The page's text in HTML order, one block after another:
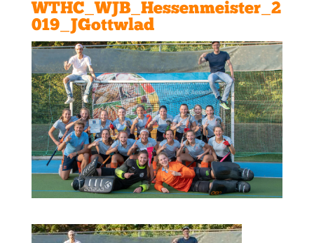
WTHC_WJB_Hessenmeister_2
019_JGottwlad